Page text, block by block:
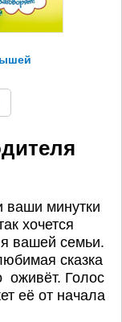
минутки
хочется
вашей семьи.
сказка
оживёт. Голос
её от начала